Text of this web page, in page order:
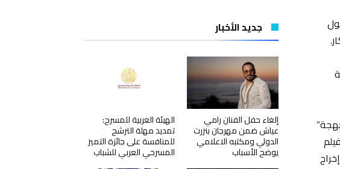
بهجة”
جديد الأخبار
الهيئة العربية للمسرح:
تمديد مهلة الترشح
للمنافسة على جائزة التميز
المسرحي العربي للشباب
إلغاء حفل الفنان رامي
عياش ضمن مهرجان بنزرت
الدولي ومكتبه الاعلامي
يوضح الأسباب